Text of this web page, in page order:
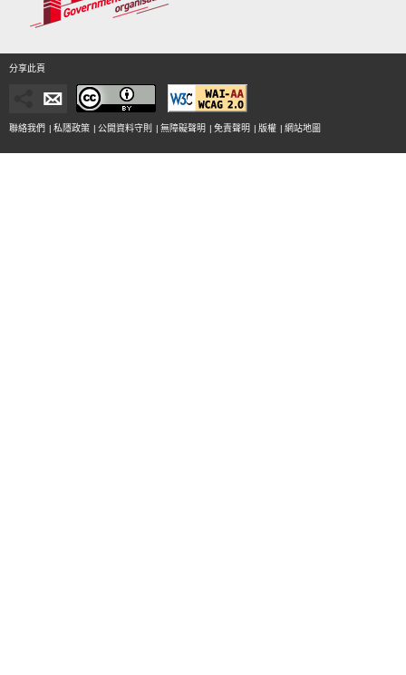
分享此頁
聯絡我們 | 私隱政策 | 公開資料守則 | 無障礙聲明 | 免責聲明 | 版權 | 網站地圖